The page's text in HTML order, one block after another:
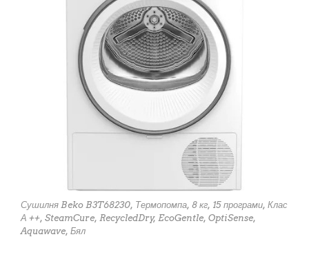
Сушилня Beko B3T68230, Термопомпа, 8 кг, 15 програми, Клас
А ++, SteamCure, RecycledDry, EcoGentle, OptiSense,
Aquawave, Бял